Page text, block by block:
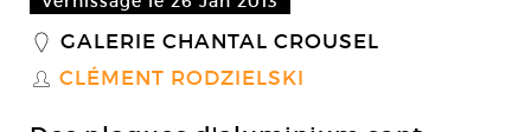
_ GALERIE CHANTAL CROUSEL
S CLÉMENT RODZIELSKI